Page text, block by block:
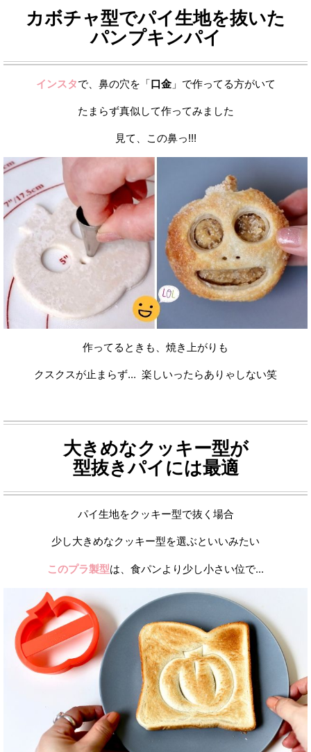
カボチャ型でパイ生地を抜いた
パンプキンパイ
インスタで、鼻の穴を「口金」で作ってる方がいて
たまらず真似して作ってみました
見て、この鼻っ!!!
作ってるときも、焼き上がりも
クスクスが止まらず... 楽しいったらありゃしない笑
大きめなクッキー型が
型抜きパイには最適
パイ生地をクッキー型で抜く場合
少し大きめなクッキー型を選ぶといいみたい
このプラ製型は、食パンより少し小さい位で...